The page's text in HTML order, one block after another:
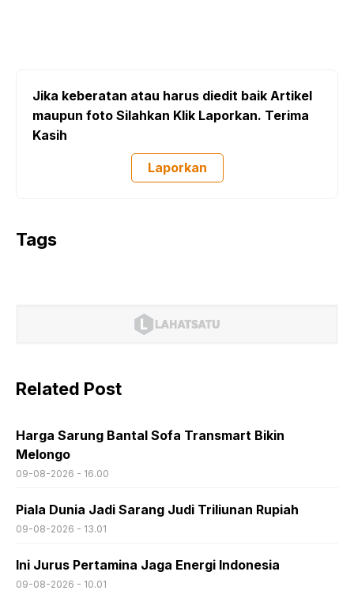
Jika keberatan atau harus diedit baik Artikel
maupun foto Silahkan Klik Laporkan. Terima
Kasih
Laporkan
Tags
Related Post
Harga Sarung Bantal Sofa Transmart Bikin
Melongo
09-08-2026 - 16.00
Piala Dunia Jadi Sarang Judi Triliunan Rupiah
09-08-2026 - 13.01
Ini Jurus Pertamina Jaga Energi Indonesia
09-08-2026 - 10.01